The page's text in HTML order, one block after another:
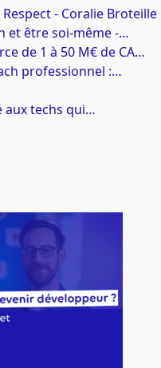
- Coralie Broteille
et être soi-même -…
de 1 à 50 M€ de CA…
professionnel :…
aux techs qui…